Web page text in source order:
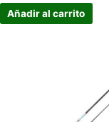
Añadir al carrito